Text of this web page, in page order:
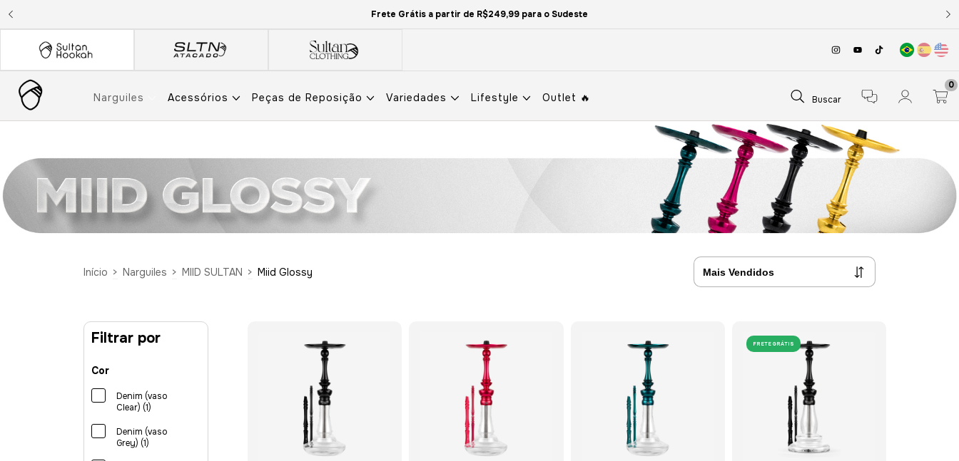
Frete Grátis a partir de R$249,99 para o Sudeste
Narguiles Acessórios Peças de Reposição Variedades Lifestyle Outlet 🔥 Buscar
0
Início > Narguiles > MIID SULTAN > Miid Glossy
Filtrar por
Cor
Denim (vaso
Clear) (1)
Denim (vaso
Grey) (1)
FRETE GRÁTIS